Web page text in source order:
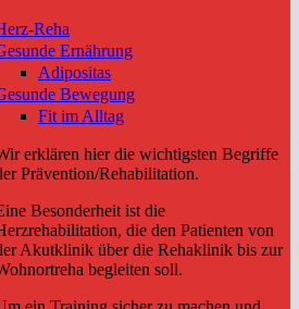
Reha
Ernährung
Adipositas
Bewegung
Fit im Alltag
erklären hier die wichtigsten Begriffe
Prävention/Rehabilitation.
Besonderheit ist die
die den Patienten von
Akutklinik über die Rehaklinik bis zur
begleiten soll.